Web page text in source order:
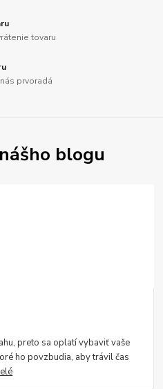
tovaru
prvoradá
blogu
preto sa oplatí vybaviť vaše
ho povzbudia, aby trávil čas